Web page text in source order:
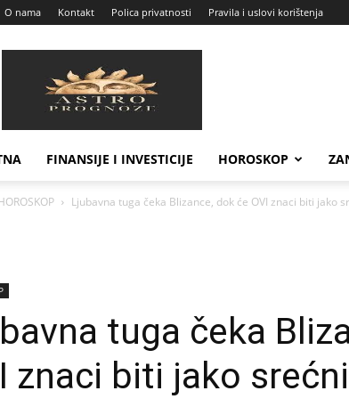
O nama Kontakt Polica privatnosti Pravila i uslovi korištenja
Prognoze
FINANSIJE I INVESTICIJE HOROSKOP
Ljubavna tuga čeka Blizance, dok će OVI znaci biti jako
tuga čeka
znaci biti jako